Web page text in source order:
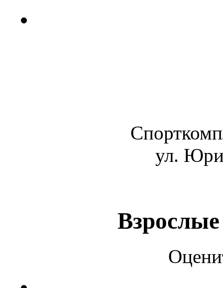
ул.